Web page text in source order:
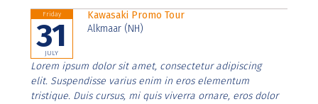
Friday
31
JULY
Kawasaki Promo Tour
Alkmaar (NH)
Lorem ipsum dolor sit amet, consectetur adipiscing
elit. Suspendisse varius enim in eros elementum
tristique. Duis cursus, mi quis viverra ornare, eros dolor